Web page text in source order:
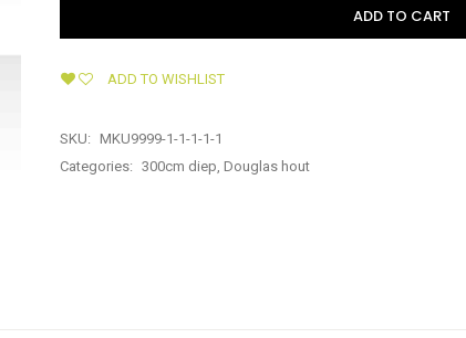
ADD TO CART
ADD TO WISHLIST
SKU: MKU9999-1-1-1-1-1
Categories: 300cm diep, Douglas hout